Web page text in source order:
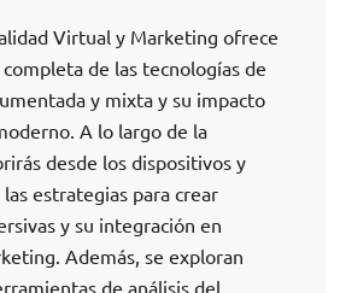
Virtual y Marketing ofrece
de las tecnologías de
y mixta y su impacto
A lo largo de la
desde los dispositivos y
estrategias para crear
y su integración en
Además, se exploran
de análisis del